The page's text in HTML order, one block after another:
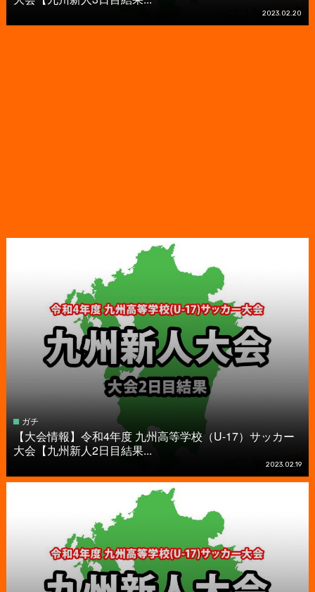
2023.02.20
ガチ
【大会情報】令和4年度 九州高等学校（U-17）サッカー
大会【九州新人2日目結果...
2023.02.19